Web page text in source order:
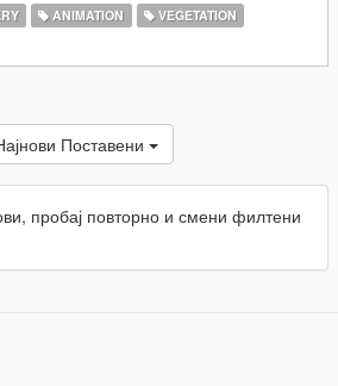
ANIMATION
VEGETATION
Поставени
пробај повторно и смени филтени